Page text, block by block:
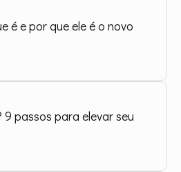
é e por que ele é o novo
9 passos para elevar seu